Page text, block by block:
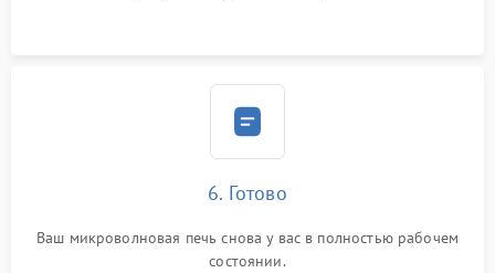
6. Готово
Ваш микроволновая печь снова у вас в полностью рабочем
состоянии.